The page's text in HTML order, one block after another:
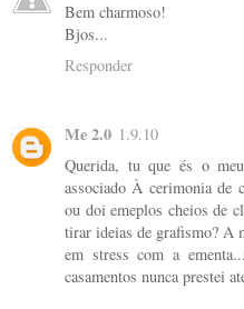
Bem charmoso!
Bjos...
Responder
Me 2.0 1.9.10
Querida, tu que és o
associado À cerimonia de
ou doi emeplos cheios de
tirar ideias de grafismo? A
em stress com a
casamentos nunca prestei